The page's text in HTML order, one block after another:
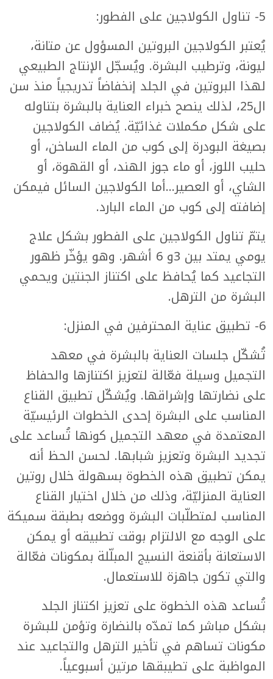
5- تناول الكولاجين على الفطور:
يُعتبر الكولاجين البروتين المسؤول عن متانة،
ليونة، وترطيب البشرة. ويُسجّل الإنتاج الطبيعي
لهذا البروتين في الجلد إنخفاضاً تدريجياً منذ سن
ال25، لذلك ينصح خبراء العناية بالبشرة بتناوله
على شكل مكملات غذائيّة. يُضاف الكولاجين
بصيغة البودرة إلى كوب من الماء الساخن، أو
حليب اللوز، أو ماء جوز الهند، أو القهوة، أو
الشاي، أو العصير...أما الكولاجين السائل فيمكن
إضافته إلى كوب من الماء البارد.
يتمّ تناول الكولاجين على الفطور بشكل علاج
يومي يمتد بين 3و 6 أشهر. وهو يؤخّر ظهور
التجاعيد كما يُحافظ على اكتناز الجنتين ويحمي
البشرة من الترهل.
6- تطبيق عناية المحترفين في المنزل:
تُشكّل جلسات العناية بالبشرة في معهد
التجميل وسيلة فعّالة لتعزيز اكتنازها والحفاظ
على نضارتها وإشراقها. ويُشكّل تطبيق القناع
المناسب على البشرة إحدى الخطوات الرئيسيّة
المعتمدة في معهد التجميل كونها تُساعد على
تجديد البشرة وتعزيز شبابها. لحسن الحظ أنه
يمكن تطبيق هذه الخطوة بسهولة خلال روتين
العناية المنزليّة، وذلك من خلال اختيار القناع
المناسب لمتطلّبات البشرة ووضعه بطبقة سميكة
على الوجه مع الالتزام بوقت تطبيقه أو يمكن
الاستعانة بأقنعة النسيج المبلّلة بمكونات فعّالة
والتي تكون جاهزة للاستعمال.
تُساعد هذه الخطوة على تعزيز اكتناز الجلد
بشكل مباشر كما تمدّه بالنضارة وتؤمن للبشرة
مكونات تساهم في تأخير الترهل والتجاعيد عند
المواظبة على تطيبقها مرتين أسبوعياً.